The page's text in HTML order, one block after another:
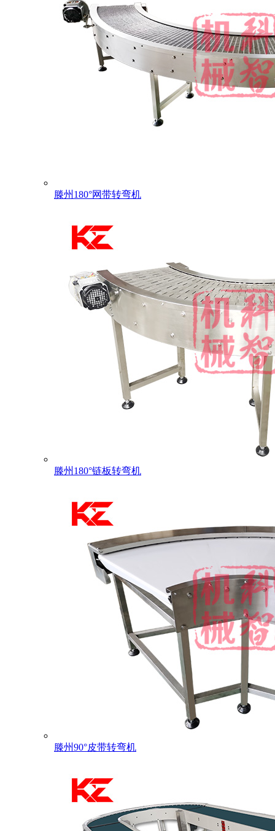
滕州180°网带转弯机
滕州180°链板转弯机
滕州90°皮带转弯机